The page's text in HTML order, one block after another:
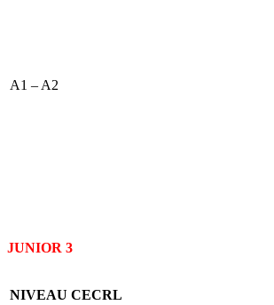
A1 – A2
JUNIOR 3
NIVEAU CECRL